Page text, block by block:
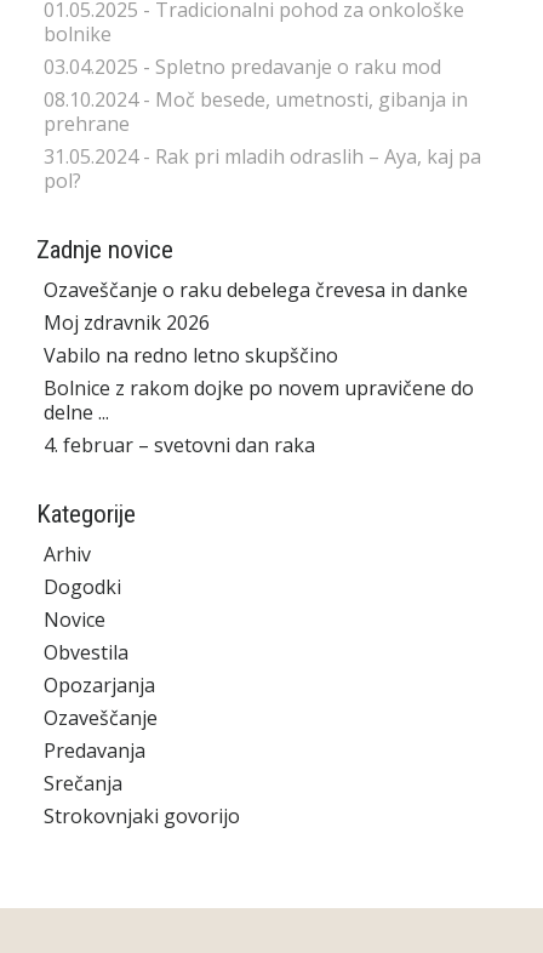
01.05.2025 - Tradicionalni pohod za onkološke
bolnike
03.04.2025 - Spletno predavanje o raku mod
08.10.2024 - Moč besede, umetnosti, gibanja in
prehrane
31.05.2024 - Rak pri mladih odraslih – Aya, kaj pa
pol?
Zadnje novice
Ozaveščanje o raku debelega črevesa in danke
Moj zdravnik 2026
Vabilo na redno letno skupščino
Bolnice z rakom dojke po novem upravičene do
delne ...
4. februar – svetovni dan raka
Kategorije
Arhiv
Dogodki
Novice
Obvestila
Opozarjanja
Ozaveščanje
Predavanja
Srečanja
Strokovnjaki govorijo